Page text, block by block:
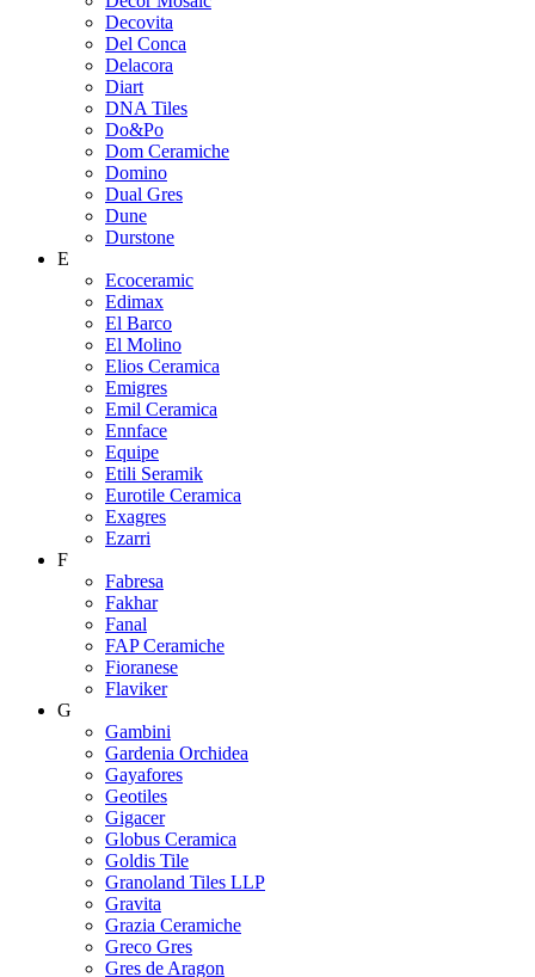
Decovita
Del Conca
Delacora
Diart
DNA Tiles
Do&Po
Dom Ceramiche
Domino
Dual Gres
Dune
Durstone
E
Ecoceramic
Edimax
El Barco
El Molino
Elios Ceramica
Emigres
Emil Ceramica
Ennface
Equipe
Etili Seramik
Eurotile Ceramica
Exagres
Ezarri
F
Fabresa
Fakhar
Fanal
FAP Ceramiche
Fioranese
Flaviker
G
Gambini
Gardenia Orchidea
Gayafores
Geotiles
Gigacer
Globus Ceramica
Goldis Tile
Granoland Tiles LLP
Gravita
Grazia Ceramiche
Greco Gres
Gres de Aragon